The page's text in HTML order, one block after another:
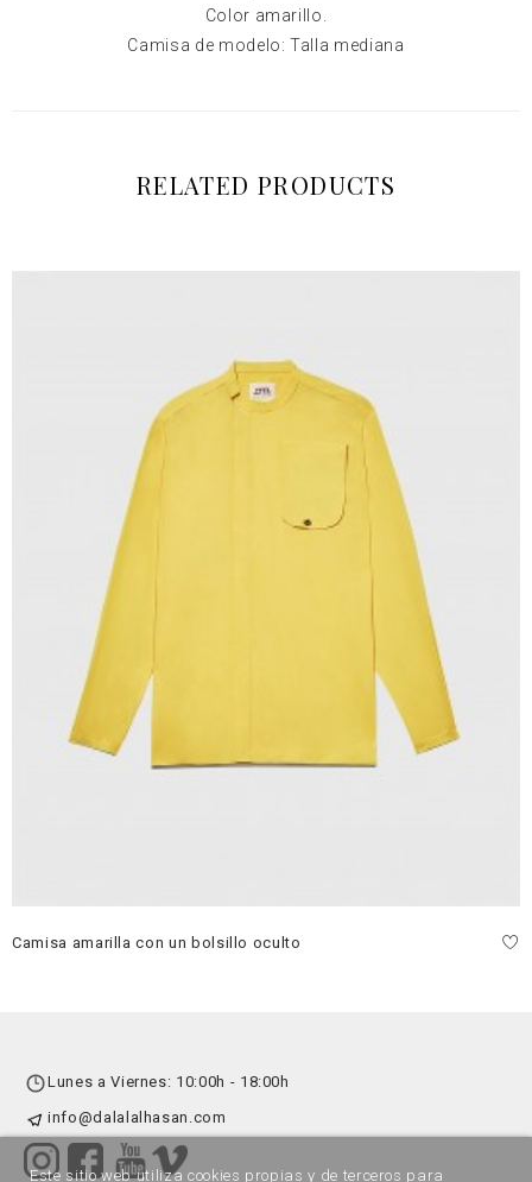
Color amarillo.
Camisa de modelo: Talla mediana
RELATED PRODUCTS
Camisa amarilla con un bolsillo oculto
Lunes a Viernes: 10:00h - 18:00h
info@dalalalhasan.com
Este sitio web utiliza cookies propias y de terceros para